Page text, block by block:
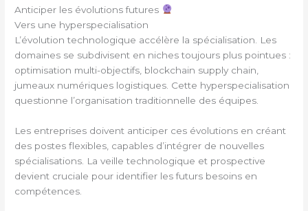
Anticiper les évolutions futures
Vers une hyperspecialisation
L’évolution technologique accélère la spécialisation. Les
domaines se subdivisent en niches toujours plus pointues :
optimisation multi-objectifs, blockchain supply chain,
jumeaux numériques logistiques. Cette hyperspecialisation
questionne l’organisation traditionnelle des équipes.
Les entreprises doivent anticiper ces évolutions en créant
des postes flexibles, capables d’intégrer de nouvelles
spécialisations. La veille technologique et prospective
devient cruciale pour identifier les futurs besoins en
compétences.